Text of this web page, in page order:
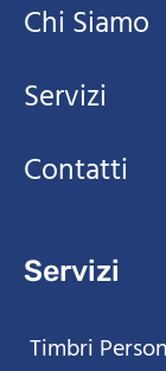
Chi Siamo
Servizi
Contatti
Servizi
Timbri